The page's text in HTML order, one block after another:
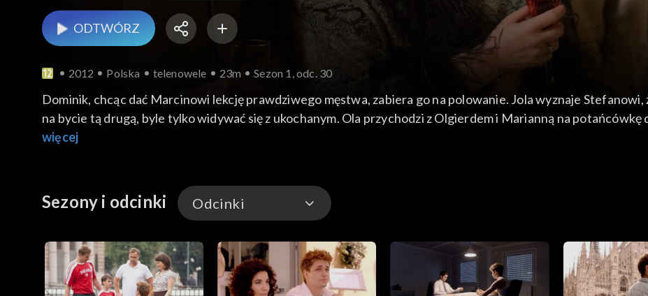
ODTWÓRZ
2012 Polska telenowele 23m Sezon 1, odc. 30
Dominik, chcąc dać Marcinowi lekcję prawdziwego męstwa, zabiera go na polowanie. Jola wyznaje Stefanowi,
na bycie tą drugą, byle tylko widywać się z ukochanym. Ola przychodzi z Olgierdem i Marianną na
Dziewczyna ma zamiar przedstawić rodzicom Wojtka w miłej atmosferze.
więcej
Sezony i odcinki Odcinki
Odcinki